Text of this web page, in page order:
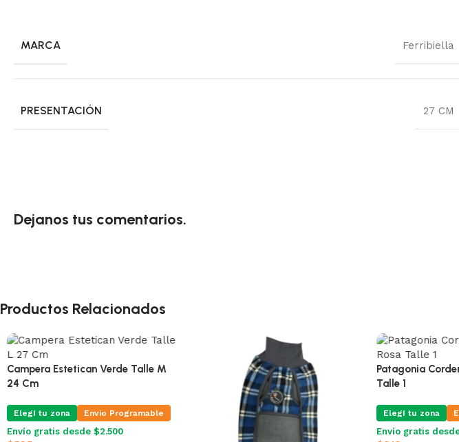
MARCA Ferribiella
PRESENTACIÓN 27 CM
Dejanos tus comentarios.
Productos Relacionados
Campera Estetican Verde Talle M
24 Cm
Elegí tu zona Envio Programable
Envío gratis desde $2.500
Patagonia
Talle 1
Elegí tu zona
Envío gratis